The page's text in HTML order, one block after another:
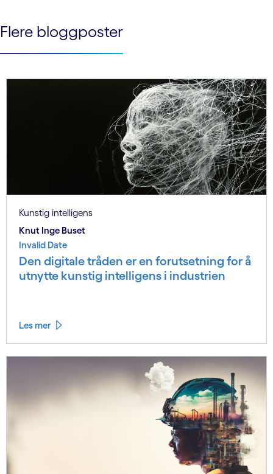
See more See less
Flere bloggposter
Kunstig intelligens
Knut Inge Buset
Invalid Date
Den digitale tråden er en forutsetning for å
utnytte kunstig intelligens i industrien
Les mer